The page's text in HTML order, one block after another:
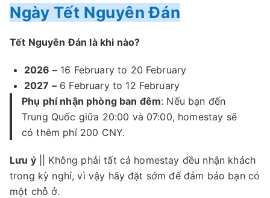
Ngày Tết Nguyên Đán
Tết Nguyên Đán là khi nào?
2026 –16 February to 20 February
2027 –6 February to 12 February
Phụ phí nhận phòng ban đêm: Nếu bạn đến
Trung Quốc giữa 20:00 và 07:00, homestay sẽ
có thêm phí 200 CNY.
Lưu ý|| Không phải tất cả homestay đều nhận khách
trong kỳ nghỉ, vì vậy hãy đặt sớm để đảm bảo bạn có
một chỗ ở.